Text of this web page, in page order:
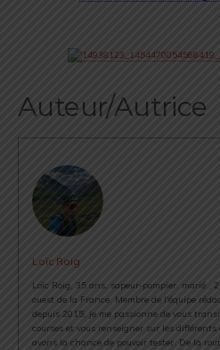
Auteur/Autrice
Loïc Roig
Loïc Roig, 35 ans, sapeur-pompier, marié ,
ouest de la France. Membre de l'équipe
depuis 2015, je me passionne de vous
courses et vous renseigner sur les
avons la chance de pouvoir tester. De la